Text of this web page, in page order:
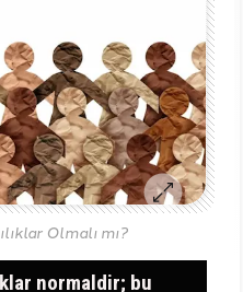
Olmalı mı?